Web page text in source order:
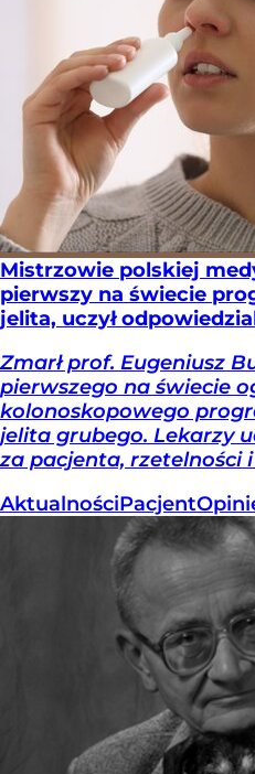
Mistrzowie polskiej
pierwszy na świecie
jelita, uczył
Zmarł prof. Eugeniusz
pierwszego na świecie
kolonoskopowego
jelita grubego. Lekarzy
za pacjenta, rzetelności
AktualnościPacjent